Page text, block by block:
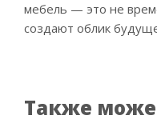
мебель — это не
создают облик
Также